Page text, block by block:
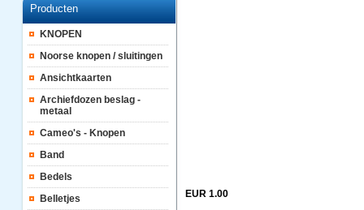
Producten
KNOPEN
Noorse knopen / sluitingen
Ansichtkaarten
Archiefdozen beslag -
metaal
Cameo's - Knopen
Band
Bedels
Belletjes
EUR 1.00